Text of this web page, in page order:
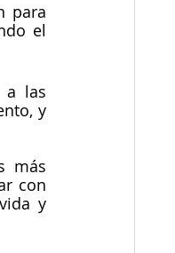
para
el
a las
y
más
con
y